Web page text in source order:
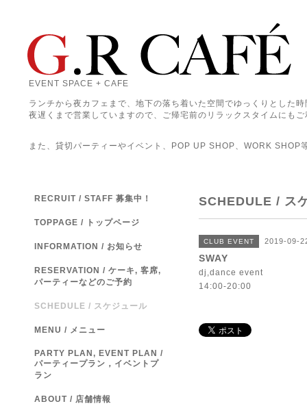
EVENT SPACE + CAFE
ランチから夜カフェまで、地下の落ち着いた空間でゆっくりとした
夜遅くまで営業していますので、ご帰宅前のリラックスタイムにも
また、貸切パーティーやイベント、POP UP SHOP、WORK SHOP
SCHEDULE / ス
CLUB EVENT 2019-09-
SWAY
dj,dance event
14:00-20:00
RECRUIT / STAFF 募集中！
TOPPAGE / トップページ
INFORMATION / お知らせ
RESERVATION / ケーキ, 客席,
パーティーなどのご予約
SCHEDULE / スケジュール
MENU / メニュー
PARTY PLAN, EVENT PLAN /
パーティープラン，イベントプ
ラン
ABOUT / 店舗情報